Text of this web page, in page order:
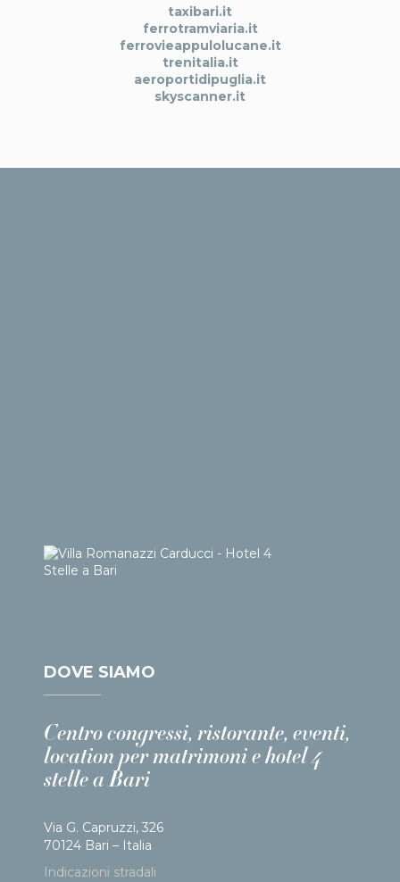
taxibari.it
ferrotramviaria.it
ferrovieappulolucane.it
trenitalia.it
aeroportidipuglia.it
skyscanner.it
DOVE SIAMO
Centro congressi, ristorante, eventi,
location per matrimoni e hotel 4
stelle a Bari
Via G. Capruzzi, 326
70124 Bari – Italia
Indicazioni stradali